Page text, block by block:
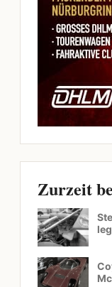
Zurzeit